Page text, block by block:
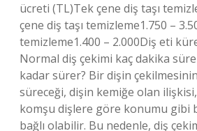
ücreti (TL)Tek çene diş taşı
çene diş taşı temizleme1.750 –
temizleme1.400 – 2.000Diş eti
Normal diş çekimi kaç dakika
kadar sürer? Bir dişin
süreceği, dişin kemiğe olan ilişkisi,
komşu dişlere göre konumu gibi
bağlı olabilir. Bu nedenle, diş